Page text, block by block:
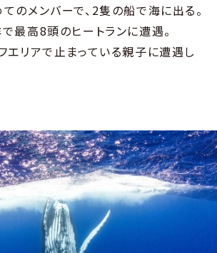
のメンバーで、2隻の船で海に出る。
最高8頭のヒートランに遭遇。
エリアで止まっている親子に遭遇し